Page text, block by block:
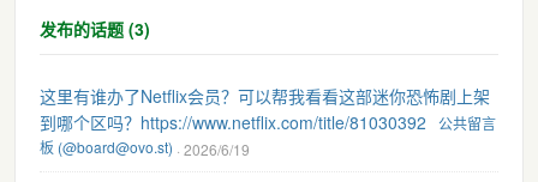
发布的话题 (3)
这里有谁办了Netflix会员？可以帮我看看这部迷你恐怖剧上架
到哪个区吗？https://www.netflix.com/title/81030392
公共留言
板 (@board@ovo.st) · 2026/6/19